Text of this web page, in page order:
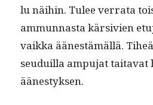
lu näi­hin. Tulee ver­ra­ta
ammunnas­ta kär­sivien
vaik­ka äänestämäl­lä.
seuduil­la ampu­jat taita­vat
äänestyksen.